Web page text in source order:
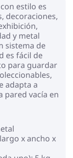
estilo es
decoraciones,
y metal
sistema de
es fácil de
para guardar
adapta a
pared vacía en
x ancho x